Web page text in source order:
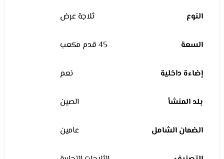
النوع ثلاجة عرض
السعة 45 قدم مكعب
إضاءة داخلية نعم
بلد المنشأ الصين
الضمان الشامل عامين